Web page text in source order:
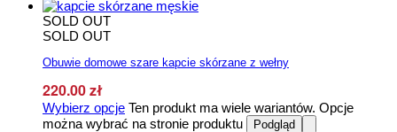
SOLD OUT
SOLD OUT
Obuwie domowe szare kapcie skórzane z wełny
220.00zł
Wybierz opcje Ten produkt ma wiele wariantów. Opcje
można wybrać na stronie produktu
Podgląd